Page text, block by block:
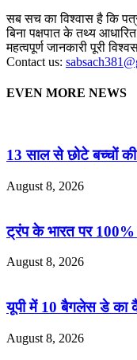
सब सच का विश्वास है कि
बिना पक्षपात के तथ्य
महत्वपूर्ण जानकारी पूरी
Contact us:
EVEN MORE NEWS
13 साल से छोटे बच्चों
August 8, 2026
ट्रंप के भारत पर
August 8, 2026
यूपी में 10 बैगलेस डे का
August 8, 2026